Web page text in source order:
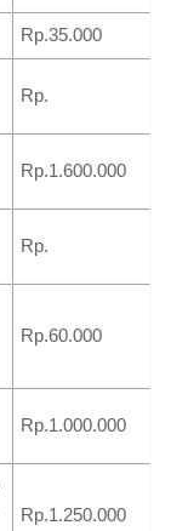
Rp.35.000
Rp.
Rp.1.600.000
Rp.
Rp.60.000
Rp.1.000.000
Rp.1.250.000